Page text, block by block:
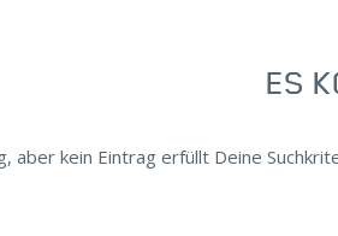
ES
aber kein Eintrag erfüllt Deine